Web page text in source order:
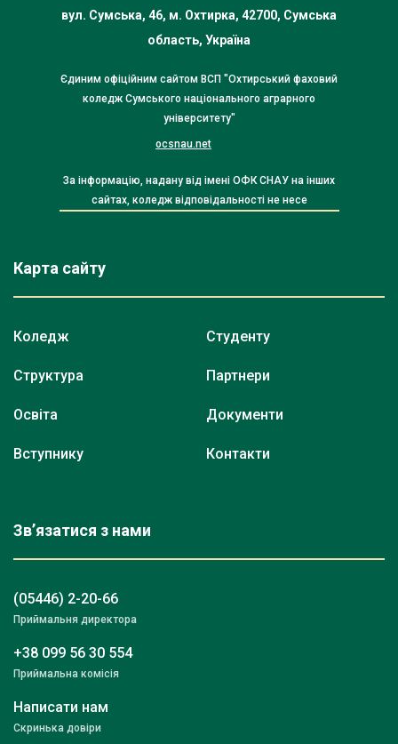
вул. Сумська, 46, м. Охтирка, 42700, Сумська
область, Україна
Єдиним офіційним сайтом ВСП "Охтирський фаховий
коледж Сумського національного аграрного
університету"
ocsnau.net
За інформацію, надану від імені ОФК СНАУ на інших
сайтах, коледж відповідальності не несе
Карта сайту
Коледж
Структура
Освіта
Вступнику
Студенту
Партнери
Документи
Контакти
Зв’язатися з нами
(05446) 2-20-66
Приймальня директора
+38 099 56 30 554
Приймальна комісія
Написати нам
Скринька довіри